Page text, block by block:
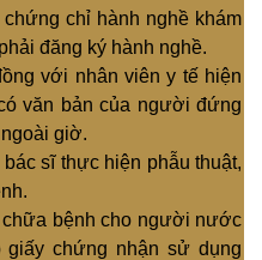
chỉ hành nghề khám
đăng ký hành nghề.
với nhân viên y tế hiện
văn bản của người đứng
giờ.
sĩ thực hiện phẫu thuật,
chữa bệnh cho người nước
chứng nhận sử dụng